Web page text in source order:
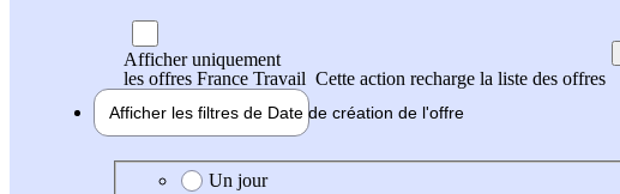
Afficher uniquement
les offres France Travail Cette action recharge la liste des offres
Afficher les filtres de Date de création de l'offre
Date de création de l'offre
Un jour